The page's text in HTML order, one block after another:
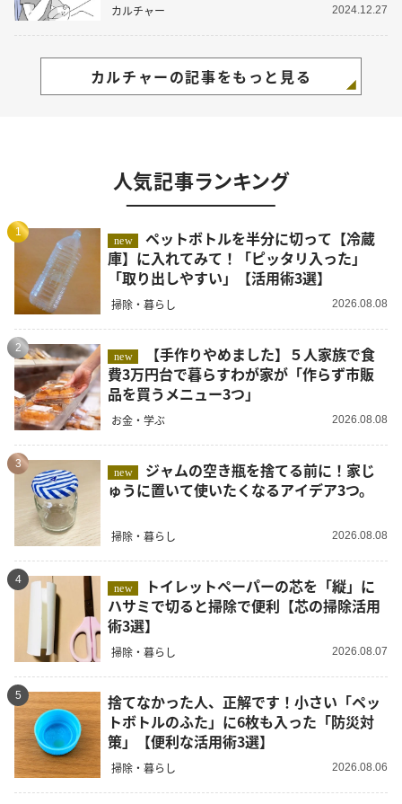
カルチャー 2024.12.27
カルチャーの記事をもっと見る
人気記事ランキング
1
new
ペットボトルを半分に切って【冷蔵
庫】に入れてみて！「ピッタリ入った」
「取り出しやすい」【活用術3選】
掃除・暮らし 2026.08.08
2
new
費3万円台で暮らすわが家が「作らず市販
品を買うメニュー3つ」
お金・学ぶ 2026.08.08
3
new
ゅうに置いて使いたくなるアイデア3つ。
掃除・暮らし 2026.08.08
4
new
ハサミで切ると掃除で便利【芯の掃除活用
術3選】
掃除・暮らし 2026.08.07
5
捨てなかった人、正解です！小さい「ペッ
トボトルのふた」に6枚も入った「防災対
策」【便利な活用術3選】
掃除・暮らし 2026.08.06